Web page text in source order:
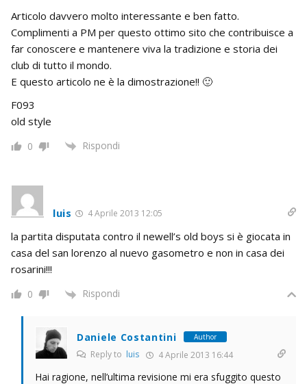
Articolo davvero molto interessante e ben fatto.
Complimenti a PM per questo ottimo sito che contribuisce a
far conoscere e mantenere viva la tradizione e storia dei
club di tutto il mondo.
E questo articolo ne è la dimostrazione!! 🙂
F093
old style
0 Rispondi
luis 4 Aprile 2013 12:05
la partita disputata contro il newell’s old boys si è giocata in
casa del san lorenzo al nuevo gasometro e non in casa dei
rosarini!!!
0 Rispondi
Daniele Costantini Author
Reply to luis 4 Aprile 2013 16:44
Hai ragione, nell’ultima revisione mi era sfuggito questo